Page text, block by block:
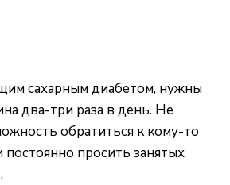
сахарным диабетом, нужны
два-три раза в день. Не
обратиться к кому-то
просить занятых